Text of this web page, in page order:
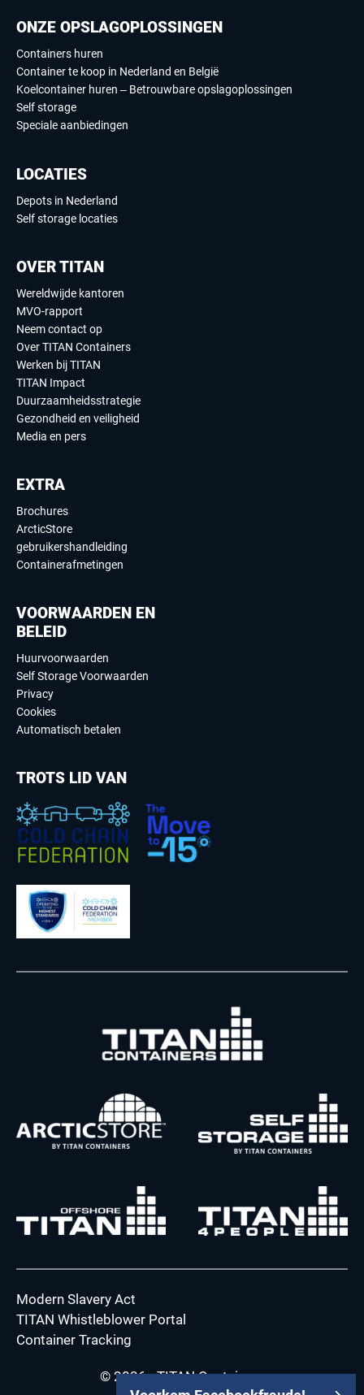
ONZE OPSLAGOPLOSSINGEN
Containers huren
Container te koop in Nederland en België
Koelcontainer huren – Betrouwbare opslagoplossingen
Self storage
Speciale aanbiedingen
LOCATIES
Depots in Nederland
Self storage locaties
OVER TITAN
Wereldwijde kantoren
MVO-rapport
Neem contact op
Over TITAN Containers
Werken bij TITAN
TITAN Impact
Duurzaamheidsstrategie
Gezondheid en veiligheid
Media en pers
EXTRA
Brochures
ArcticStore
gebruikershandleiding
Containerafmetingen
VOORWAARDEN EN
BELEID
Huurvoorwaarden
Self Storage Voorwaarden
Privacy
Cookies
Automatisch betalen
TROTS LID VAN
Modern Slavery Act
TITAN Whistleblower Portal
Container Tracking
© 2026 - TITAN Containers